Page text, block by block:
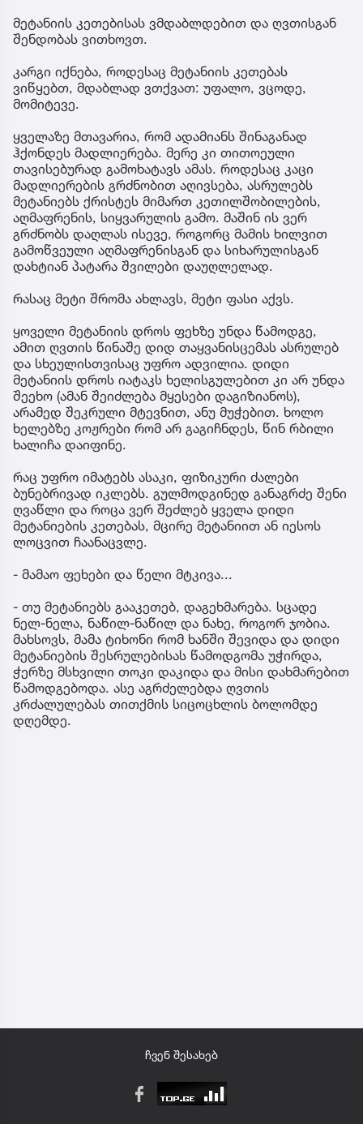
მეტანიის კეთებისას ვმდაბლდებით და ღვთისგან
შენდობას ვითხოვთ.
კარგი იქნება, როდესაც მეტანიის კეთებას
ვიწყებთ, მდაბლად ვთქვათ: უფალო, ვცოდე,
მომიტევე.
ყველაზე მთავარია, რომ ადამიანს შინაგანად
ჰქონდეს მადლიერება. მერე კი თითოეული
თავისებურად გამოხატავს ამას. როდესაც კაცი
მადლიერების გრძნობით აღივსება, ასრულებს
მეტანიებს ქრისტეს მიმართ კეთილშობილების,
აღმაფრენის, სიყვარულის გამო. მაშინ ის ვერ
გრძნობს დაღლას ისევე, როგორც მამის ხილვით
გამოწვეული აღმაფრენისგან და სიხარულისგან
დახტიან პატარა შვილები დაუღლელად.
რასაც მეტი შრომა ახლავს, მეტი ფასი აქვს.
ყოველი მეტანიის დროს ფეხზე უნდა წამოდგე,
ამით ღვთის წინაშე დიდ თაყვანისცემას ასრულებ
და სხეულისთვისაც უფრო ადვილია. დიდი
მეტანიის დროს იატაკს ხელისგულებით კი არ უნდა
შეეხო (ამან შეიძლება მყესები დაგიზიანოს),
არამედ შეკრული მტევნით, ანუ მუჭებით. ხოლო
ხელებზე კოჟრები რომ არ გაგიჩნდეს, წინ რბილი
ხალიჩა დაიფინე.
რაც უფრო იმატებს ასაკი, ფიზიკური ძალები
ბუნებრივად იკლებს. გულმოდგინედ განაგრძე შენი
ღვაწლი და როცა ვერ შეძლებ ყველა დიდი
მეტანიების კეთებას, მცირე მეტანიით ან იესოს
ლოცვით ჩაანაცვლე.
- მამაო ფეხები და წელი მტკივა...
- თუ მეტანიებს გააკეთებ, დაგეხმარება. სცადე
ნელ-ნელა, ნაწილ-ნაწილ და ნახე, როგორ ჯობია.
მახსოვს, მამა ტიხონი რომ ხანში შევიდა და დიდი
მეტანიების შესრულებისას წამოდგომა უჭირდა,
ჭერზე მსხვილი თოკი დაკიდა და მისი დახმარებით
წამოდგებოდა. ასე აგრძელებდა ღვთის
კრძალულებას თითქმის სიცოცხლის ბოლომდე
დღემდე.
ჩვენ შესახებ